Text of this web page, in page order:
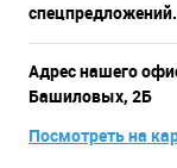
спецпредложений.
Адрес нашего
Башиловых, 2Б
Посмотреть на